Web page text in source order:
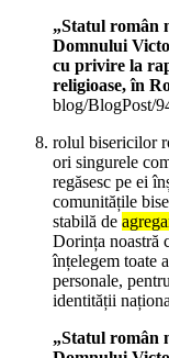
„Statul român
Domnului
cu privire la
religioase, în
blog/BlogPost/
rolul bisericilor
ori singurele
regăsesc pe ei
comunitățile
stabilă de
Dorința noastră
înțelegem toate
personale,
identității
„Statul român